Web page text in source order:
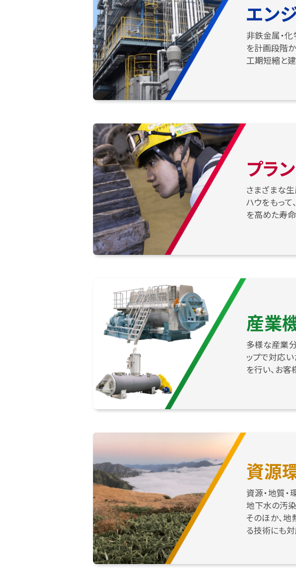
エン
非鉄金属・
を計画段階
工期短縮と
プラ
さまざまな
ハウをもっ
を高めた寿
産業
多様な産業
ップで対応
を行い、お
資源
資源・地質・
地下水の汚染
そのほか、
る技術にも対